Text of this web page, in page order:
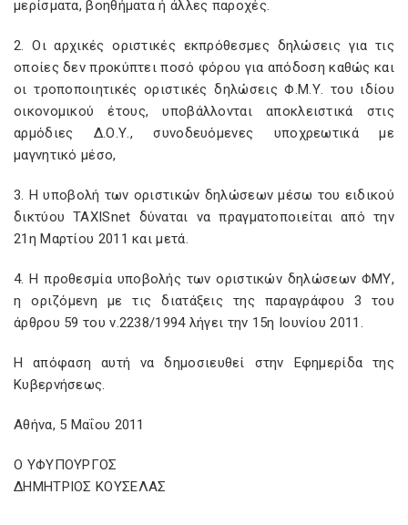
μερίσματα, βοηθήματα ή άλλες παροχές.
2. Οι αρχικές οριστικές εκπρόθεσμες δηλώσεις για τις
οποίες δεν προκύπτει ποσό φόρου για απόδοση καθώς και
οι τροποποιητικές οριστικές δηλώσεις Φ.Μ.Υ. του ιδίου
οικονομικού έτους, υποβάλλονται αποκλειστικά στις
αρμόδιες Δ.Ο.Υ., συνοδευόμενες υποχρεωτικά με
μαγνητικό μέσο,
3. Η υποβολή των οριστικών δηλώσεων μέσω του ειδικού
δικτύου TAXISnet δύναται να πραγματοποιείται από την
21η Μαρτίου 2011 και μετά.
4. Η προθεσμία υποβολής των οριστικών δηλώσεων ΦΜΥ,
η οριζόμενη με τις διατάξεις της παραγράφου 3 του
άρθρου 59 του ν.2238/1994 λήγει την 15η Ιουνίου 2011.
Η απόφαση αυτή να δημοσιευθεί στην Εφημερίδα της
Κυβερνήσεως.
Αθήνα, 5 Μαΐου 2011
Ο ΥΦΥΠΟΥΡΓΟΣ
ΔΗΜΗΤΡΙΟΣ ΚΟΥΣΕΛΑΣ